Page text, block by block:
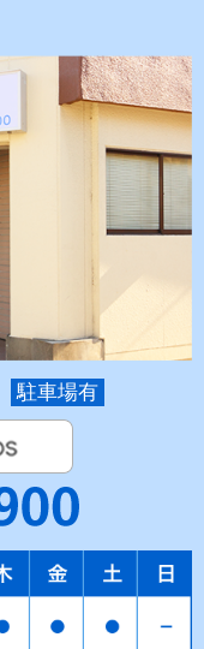
駐車場有